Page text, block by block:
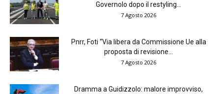
Governolo dopo il restyling...
7 Agosto 2026
Pnrr, Foti “Via libera da Commissione Ue alla
proposta di revisione...
7 Agosto 2026
Dramma a Guidizzolo: malore improvviso,